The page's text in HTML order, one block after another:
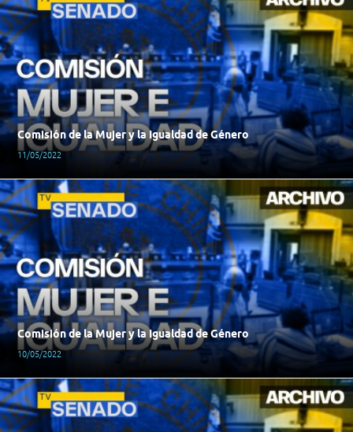
Comisión de la Mujer y la Igualdad de Género
11/05/2022
Comisión de la Mujer y la Igualdad de Género
10/05/2022